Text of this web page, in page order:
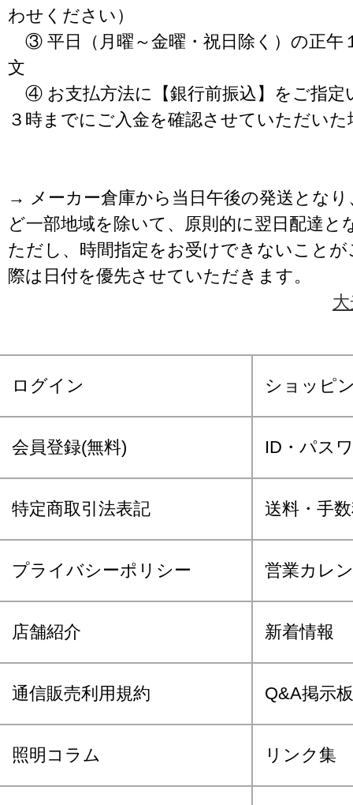
わせください）
③ 平日（月曜～金曜・祝日除く）の正午
文
④ お支払方法に【銀行前振込】をご指定
３時までにご入金を確認させていただいた
→ メーカー倉庫から当日午後の発送となり
ど一部地域を除いて、原則的に翌日配達と
ただし、時間指定をお受けできないこと
際は日付を優先させていただきます。
ログイン ショッピ
会員登録(無料) ID・パス
特定商取引法表記 送料・手
プライバシーポリシー 営業カレ
店舗紹介 新着情報
通信販売利用規約 Q&A掲示板
照明コラム リンク集